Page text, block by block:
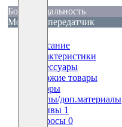
Большая дальность
Мощный передатчик
Описание
Характеристики
Аксессуары
Похожие товары
Обзоры
Файлы/доп.материалы
Отзывы 1
Вопросы 0